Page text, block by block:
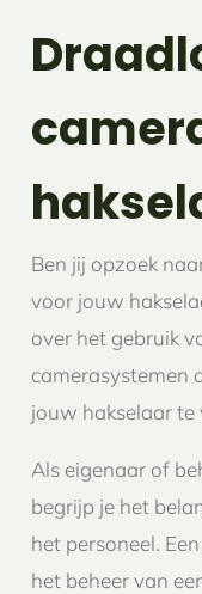
Ben jij opzoek
voor jouw
over het gebruik
camerasystemen
jouw hakselaar te
Als eigenaar of
begrijp je het
het personeel.
het beheer van